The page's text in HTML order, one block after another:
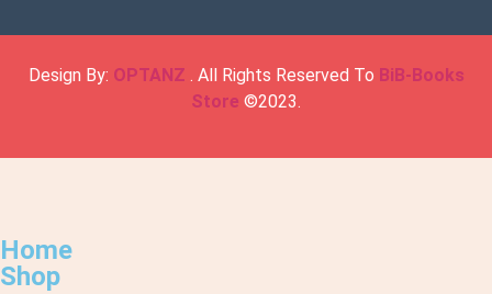
Design By: OPTANZ . All Rights Reserved To BiB-Books
Store ©2023.
Home
Shop